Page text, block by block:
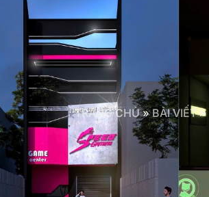
TRANG CHỦ » BÀI VIẾT »